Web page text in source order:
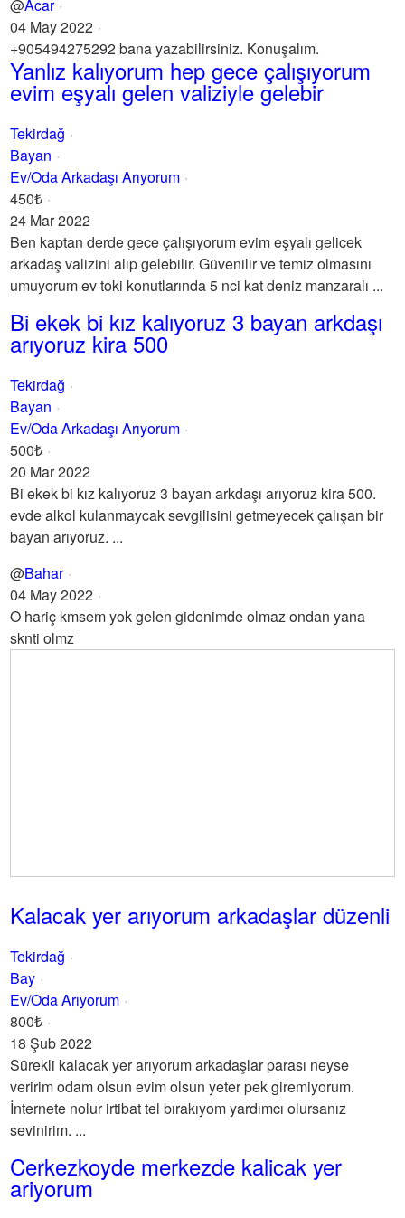
@Acar
04 May 2022
+905494275292 bana yazabilirsiniz. Konuşalım.
Yanlız kalıyorum hep gece çalışıyorum
evim eşyalı gelen valiziyle gelebir
Tekirdağ
Bayan
Ev/Oda Arkadaşı Arıyorum
450₺
24 Mar 2022
Ben kaptan derde gece çalışıyorum evim eşyalı gelicek
arkadaş valizini alıp gelebilir. Güvenilir ve temiz olmasını
umuyorum ev toki konutlarında 5 nci kat deniz manzaralı ...
Bi ekek bi kız kalıyoruz 3 bayan arkdaşı
arıyoruz kira 500
Tekirdağ
Bayan
Ev/Oda Arkadaşı Arıyorum
500₺
20 Mar 2022
Bi ekek bi kız kalıyoruz 3 bayan arkdaşı arıyoruz kira 500.
evde alkol kulanmaycak sevgilisini getmeyecek çalışan bir
bayan arıyoruz. ...
@Bahar
04 May 2022
O hariç kmsem yok gelen gidenimde olmaz ondan yana
sknti olmz
Kalacak yer arıyorum arkadaşlar düzenli
Tekirdağ
Bay
Ev/Oda Arıyorum
800₺
18 Şub 2022
Sürekli kalacak yer arıyorum arkadaşlar parası neyse
veririm odam olsun evim olsun yeter pek giremiyorum.
İnternete nolur irtibat tel bırakıyom yardımcı olursanız
sevinirim. ...
Cerkezkoyde merkezde kalicak yer
ariyorum